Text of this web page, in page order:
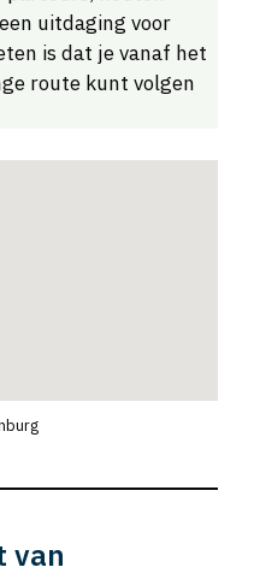
uitdaging voor
is dat je vanaf het
route kunt volgen
van